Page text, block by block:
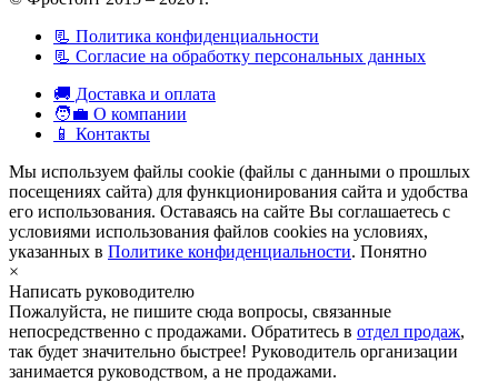
📃 Политика конфиденциальности
📃 Согласие на обработку персональных данных
🚚 Доставка и оплата
🧑‍💼 О компании
📱 Контакты
Мы используем файлы cookie (файлы с данными о прошлых
посещениях сайта) для функционирования сайта и удобства
его использования. Оставаясь на сайте Вы соглашаетесь с
условиями использования файлов cookies на условиях,
указанных в Политике конфиденциальности. Понятно
×
Написать руководителю
Пожалуйста, не пишите сюда вопросы, связанные
непосредственно с продажами. Обратитесь в отдел продаж,
так будет значительно быстрее! Руководитель организации
занимается руководством, а не продажами.